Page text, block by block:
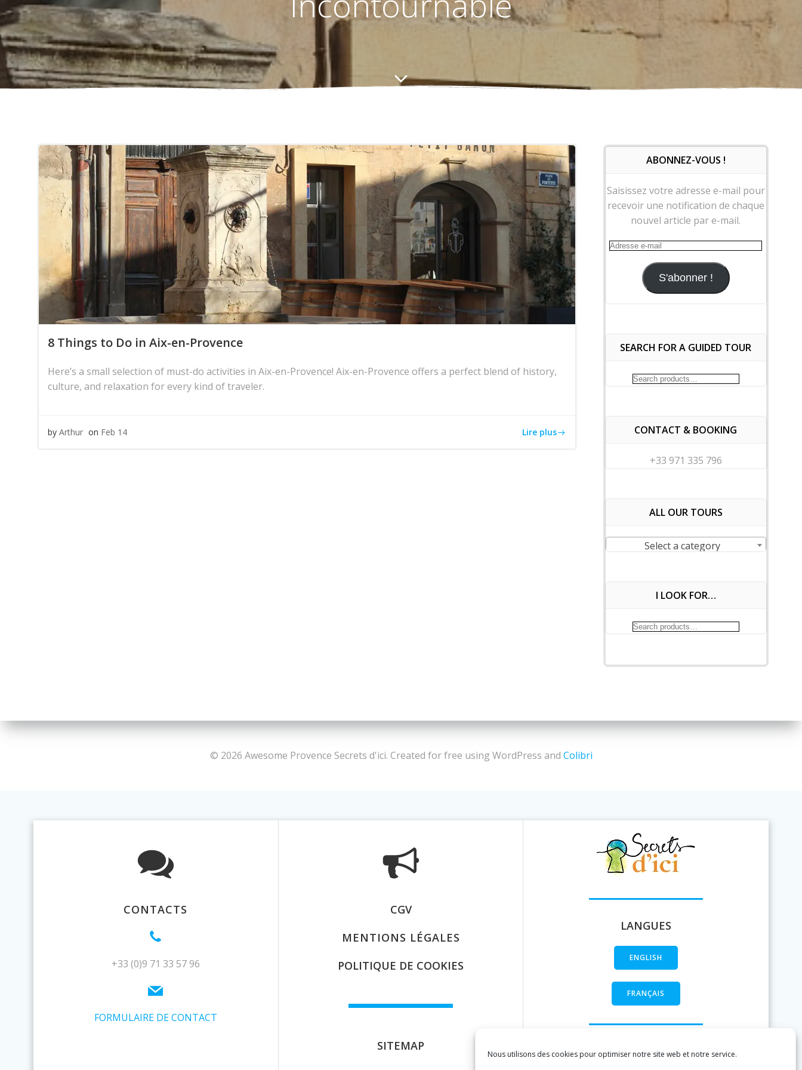
Nous utilisons des cookies pour optimiser notre site web et notre service.
8 Things to Do in Aix-en-Provence
Here’s a small selection of must-do activities in Aix-en-Provence! Aix-en-Provence offers a perfect blend of history,
culture, and relaxation for every kind of traveler.
by Arthur on Feb 14 Lire plus
ABONNEZ-VOUS !
Saisissez votre adresse e-mail pour
recevoir une notification de chaque
nouvel article par e-mail.
Adresse
S'abonner !
SEARCH FOR A GUIDED TOUR
Search
CONTACT & BOOKING
+33 971 335 796
ALL OUR TOURS
Select a category
I LOOK FOR…
Search
© 2026 Awesome Provence Secrets d'ici. Created for free using WordPress and Colibri
CONTACTS
+33 (0)9 71 33 57 96
FORMULAIRE DE CONTACT
CGV
MENTIONS LÉGALES
POLITIQUE DE COOKIES
SITEMAP
LANGUES
ENGLISH
FRANÇAIS